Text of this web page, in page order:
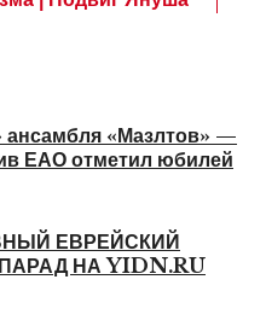
ансамбля «Мазлтов» —
ЕАО отметил юбилей
ЕВРЕЙСКИЙ
НА YIDN.RU